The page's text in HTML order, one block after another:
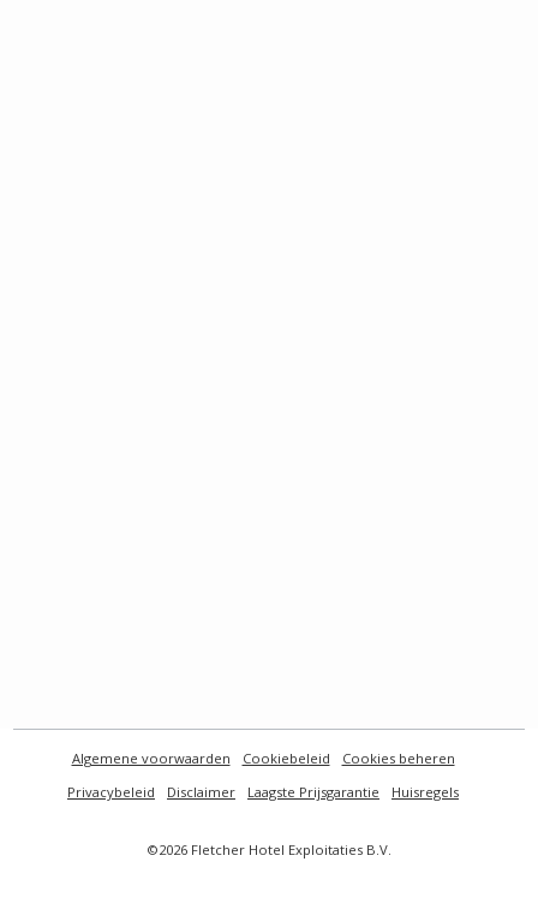
©2026 Fletcher Hotel Exploitaties B.V.
Algemene voorwaarden Cookiebeleid
Cookies beheren
Privacybeleid
Disclaimer Laagste Prijsgarantie Huisregels